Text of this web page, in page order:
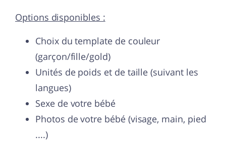
Options disponibles :
Choix du template de couleur
(garçon/fille/gold)
Unités de poids et de taille (suivant les
langues)
Sexe de votre bébé
Photos de votre bébé (visage, main, pied
....)